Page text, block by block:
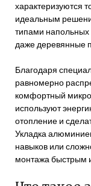
характеризуются
идеальным
типами напольных
даже деревянные
Благодаря
равномерно
комфортный
используют
отопление и
Укладка
навыков или
монтажа быстрым